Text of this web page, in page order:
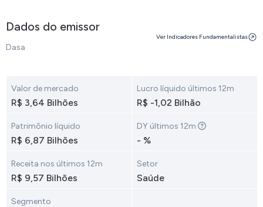
Dados do emissor
Dasa
Ver Indicadores Fundamentalistas
Valor de mercado
R$ 3,64 Bilhões
Lucro líquido últimos 12m
R$ -1,02 Bilhão
Patrimônio líquido
R$ 6,87 Bilhões
DY últimos 12m
- %
Receita nos últimos 12m
R$ 9,57 Bilhões
Setor
Saúde
Segmento